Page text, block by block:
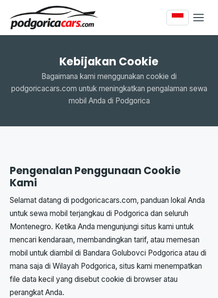
Kebijakan Cookie
Bagaimana kami menggunakan cookie di
podgoricacars.com untuk meningkatkan pengalaman sewa
mobil Anda di Podgorica
Pengenalan Penggunaan Cookie
Kami
Selamat datang di podgoricacars.com, panduan lokal Anda
untuk sewa mobil terjangkau di Podgorica dan seluruh
Montenegro. Ketika Anda mengunjungi situs kami untuk
mencari kendaraan, membandingkan tarif, atau memesan
mobil untuk diambil di Bandara Golubovci Podgorica atau di
mana saja di Wilayah Podgorica, situs kami menempatkan
file data kecil yang disebut cookie di browser atau
perangkat Anda.